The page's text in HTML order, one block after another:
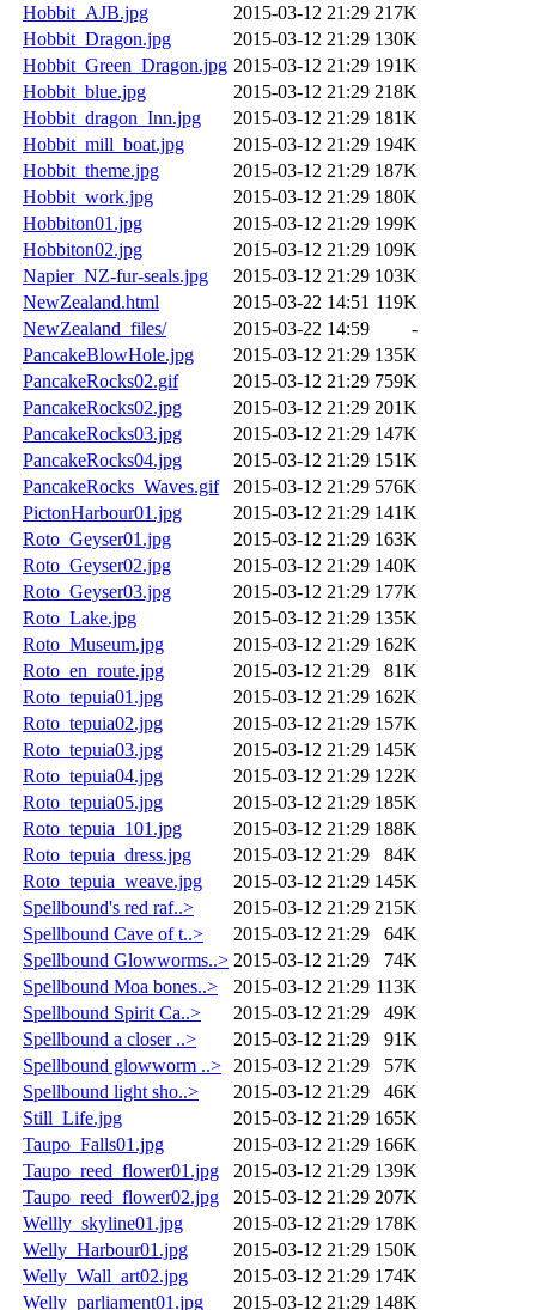
Hobbit_AJB.jpg
2015-03-12 21:29 217K
Hobbit_Dragon.jpg
2015-03-12 21:29 130K
Hobbit_Green_Dragon.jpg 2015-03-12 21:29 191K
Hobbit_blue.jpg
2015-03-12 21:29 218K
Hobbit_dragon_Inn.jpg
2015-03-12 21:29 181K
Hobbit_mill_boat.jpg
2015-03-12 21:29 194K
Hobbit_theme.jpg
2015-03-12 21:29 187K
Hobbit_work.jpg
2015-03-12 21:29 180K
Hobbiton01.jpg
2015-03-12 21:29 199K
Hobbiton02.jpg
2015-03-12 21:29 109K
Napier_NZ-fur-seals.jpg
2015-03-12 21:29 103K
NewZealand.html
2015-03-22 14:51 119K
NewZealand_files/
2015-03-22 14:59
-
PancakeBlowHole.jpg
2015-03-12 21:29 135K
PancakeRocks02.gif
2015-03-12 21:29 759K
PancakeRocks02.jpg
2015-03-12 21:29 201K
PancakeRocks03.jpg
2015-03-12 21:29 147K
PancakeRocks04.jpg
2015-03-12 21:29 151K
PancakeRocks_Waves.gif
2015-03-12 21:29 576K
PictonHarbour01.jpg
2015-03-12 21:29 141K
Roto_Geyser01.jpg
2015-03-12 21:29 163K
Roto_Geyser02.jpg
2015-03-12 21:29 140K
Roto_Geyser03.jpg
2015-03-12 21:29 177K
Roto_Lake.jpg
2015-03-12 21:29 135K
Roto_Museum.jpg
2015-03-12 21:29 162K
Roto_en_route.jpg
2015-03-12 21:29
81K
Roto_tepuia01.jpg
2015-03-12 21:29 162K
Roto_tepuia02.jpg
2015-03-12 21:29 157K
Roto_tepuia03.jpg
2015-03-12 21:29 145K
Roto_tepuia04.jpg
2015-03-12 21:29 122K
Roto_tepuia05.jpg
2015-03-12 21:29 185K
Roto_tepuia_101.jpg
2015-03-12 21:29 188K
Roto_tepuia_dress.jpg
2015-03-12 21:29
84K
Roto_tepuia_weave.jpg
2015-03-12 21:29 145K
Spellbound's red raf..>
2015-03-12 21:29 215K
Spellbound Cave of t..>
2015-03-12 21:29
64K
Spellbound Glowworms..> 2015-03-12 21:29
74K
Spellbound Moa bones..>
2015-03-12 21:29 113K
Spellbound Spirit Ca..>
2015-03-12 21:29
49K
Spellbound a closer ..>
2015-03-12 21:29
91K
Spellbound glowworm ..>
2015-03-12 21:29
57K
Spellbound light sho..>
2015-03-12 21:29
46K
Still_Life.jpg
2015-03-12 21:29 165K
Taupo_Falls01.jpg
2015-03-12 21:29 166K
Taupo_reed_flower01.jpg
2015-03-12 21:29 139K
Taupo_reed_flower02.jpg
2015-03-12 21:29 207K
Wellly_skyline01.jpg
2015-03-12 21:29 178K
Welly_Harbour01.jpg
2015-03-12 21:29 150K
Welly_Wall_art02.jpg
2015-03-12 21:29 174K
Welly_parliament01.jpg
2015-03-12 21:29 148K